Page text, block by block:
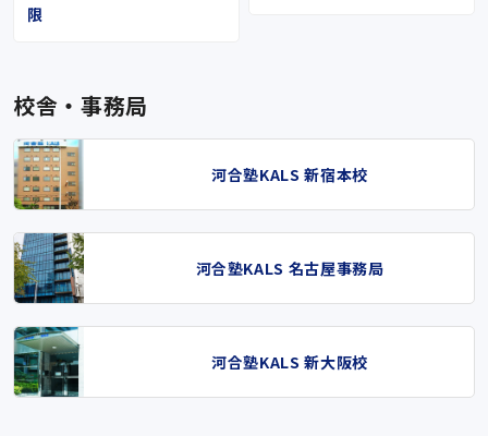
限
校舎・事務局
河合塾KALS 新宿本校
河合塾KALS 名古屋事務局
河合塾KALS 新大阪校